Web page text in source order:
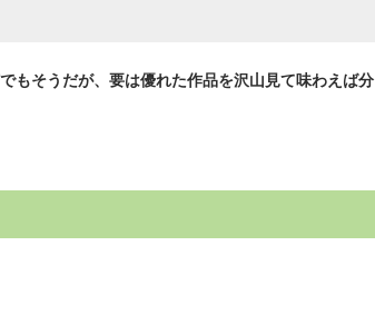
もそうだが、要は優れた作品を沢山見て味わえば分